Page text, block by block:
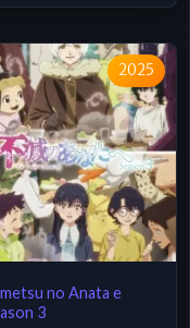
2025
no Anata e
3